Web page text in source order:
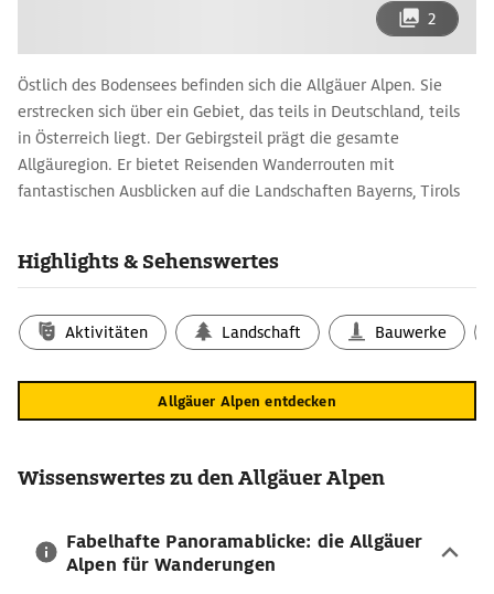
2
Östlich des Bodensees befinden sich die Allgäuer Alpen. Sie
erstrecken sich über ein Gebiet, das teils in Deutschland, teils
in Österreich liegt. Der Gebirgsteil prägt die gesamte
Allgäuregion. Er bietet Reisenden Wanderrouten mit
fantastischen Ausblicken auf die Landschaften Bayerns, Tirols
Attraktive Reisetipps für die Allgäuer Alpen
Mit 536 km Fläche ist derBodenseeder größte deutsche See –
auch wenn er gleichzeitig teilweise zur Schweiz und zu
Österreich gehört. Rund um den Bodensee entdecken Reisende
Inselerkundungen und Radtouren rund um den See sind
spannende Unternehmungen für Outdoorfans jeden Alters.
Rundtour in den Alpen: Route planen entlang
der Gebirgszüge
Alpenstraße. Die 484 km lange Route führt entlang der
bayrischen Alpen und ermöglicht fabelhafte Panoramablicke
Highlights & Sehenswertes
Aktivitäten Landschaft Bauwerke
Allgäuer Alpen entdecken
Wissenswertes zu den Allgäuer Alpen
Fabelhafte Panoramablicke: die Allgäuer
Alpen für Wanderungen